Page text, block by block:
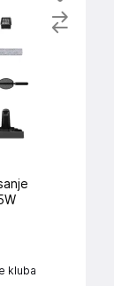
kluba